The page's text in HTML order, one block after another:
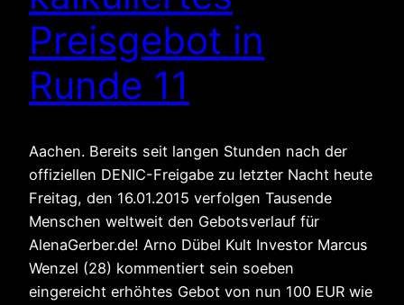
Preisgebot in
Runde 11
Aachen. Bereits seit langen Stunden nach der
offiziellen DENIC-Freigabe zu letzter Nacht heute
Freitag, den 16.01.2015 verfolgen Tausende
Menschen weltweit den Gebotsverlauf für
AlenaGerber.de! Arno Dübel Kult Investor Marcus
Wenzel (28) kommentiert sein soeben
eingereicht erhöhtes Gebot von nun 100 EUR wie